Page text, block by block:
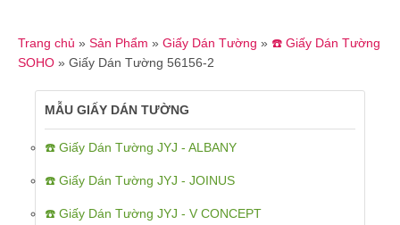
Trang chủ » Sản Phẩm » Giấy Dán Tường » ☎️ Giấy Dán Tường
SOHO » Giấy Dán Tường 56156-2
MẪU GIẤY DÁN TƯỜNG
☎️ Giấy Dán Tường JYJ - ALBANY
☎️ Giấy Dán Tường JYJ - JOINUS
☎️ Giấy Dán Tường JYJ - V CONCEPT